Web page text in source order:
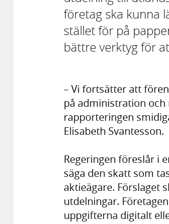
företag ska kunna
stället för på
bättre verktyg för
– Vi fortsätter att
på administration
rapporteringen
Elisabeth Svantesson.
Regeringen föreslår i
säga den skatt som
aktieägare. Förslaget
utdelningar.
uppgifterna digitalt